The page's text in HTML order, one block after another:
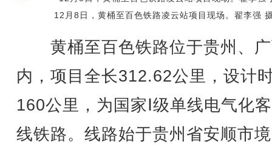
12月8日，黄桶至百色铁路凌云站项目现场。翟李强
黄桶至百色铁路位于贵州、
内，项目全长312.62公里，设计
160公里，为国家Ⅰ级单线电气化
线铁路。线路始于贵州省安顺市